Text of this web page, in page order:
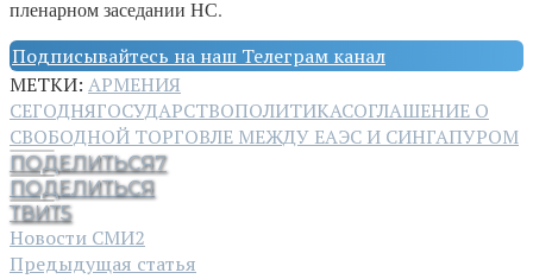
пленарном заседании НС.
Подписывайтесь на наш Телеграм канал
МЕТКИ: АРМЕНИЯ
СЕГОДНЯГОСУДАРСТВОПОЛИТИКАСОГЛАШЕНИЕ О
СВОБОДНОЙ ТОРГОВЛЕ МЕЖДУ ЕАЭС И СИНГАПУРОМ
ПОДЕЛИТЬСЯ7
ПОДЕЛИТЬСЯ
ТВИТ5
Новости СМИ2
Предыдущая статья